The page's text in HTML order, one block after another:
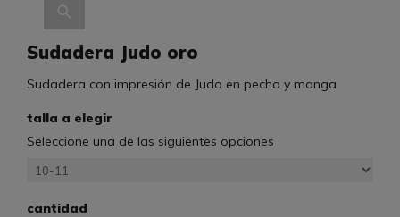
Sudadera Judo oro
Sudadera con impresión de Judo en pecho y manga
talla a elegir
Seleccione una de las siguientes opciones
cantidad